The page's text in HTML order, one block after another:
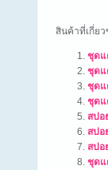
สินค้าที่เกี่ยว
ชุดแ
ชุดแ
ชุดแ
ชุดแ
สปอ
สปอ
สปอ
ชุดแ